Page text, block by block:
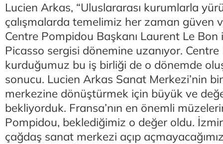
Lucien Arkas, “Uluslararası kurumlarla
çalışmalarda temelimiz her zaman güven
Centre Pompidou Başkanı Laurent Le Bon
Picasso sergisi dönemine uzanıyor.
kurduğumuz bu iş birliği de o dönemde
sonucu. Lucien Arkas Sanat Merkezi’nin
merkezine dönüştürmek için büyük ve
bekliyorduk. Fransa’nın en önemli
Pompidou, beklediğimiz o değer oldu.
çağdaş sanat merkezi açıp